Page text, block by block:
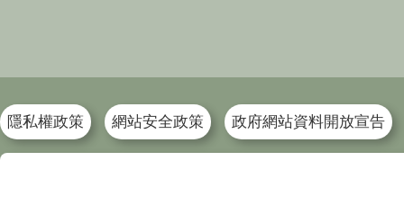
隱私權政策 網站安全政策 政府網站資料開放宣告